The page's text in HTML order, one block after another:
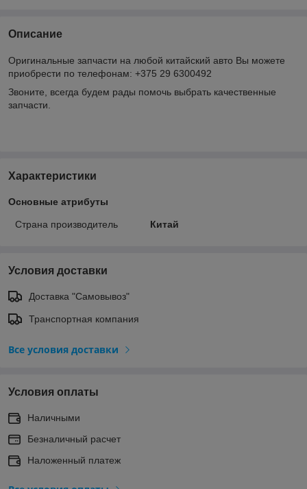
Описание
Оригинальные запчасти на любой китайский авто Вы можете
приобрести по телефонам: +375 29 6300492
Звоните, всегда будем рады помочь выбрать качественные
запчасти.
Характеристики
Основные атрибуты
Страна производитель Китай
Условия доставки
Доставка "Самовывоз"
Транспортная компания
Все условия доставки
Условия оплаты
Наличными
Безналичный расчет
Наложенный платеж